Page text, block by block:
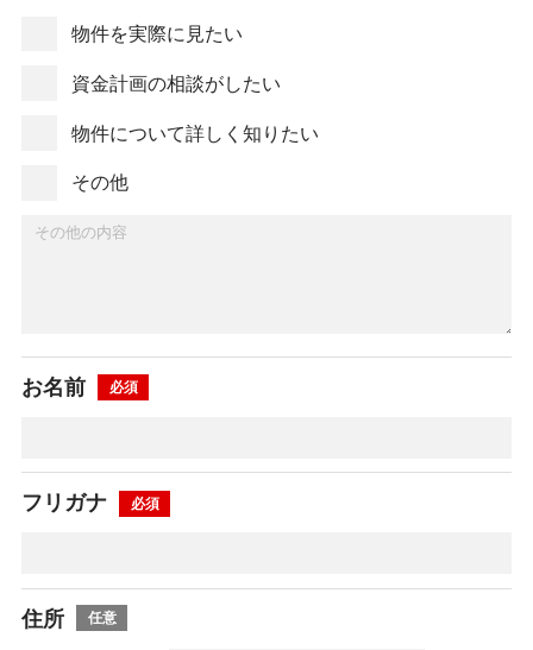
物件を実際に見たい
資金計画の相談がしたい
物件について詳しく知りたい
その他
お名前
フリガナ
住所